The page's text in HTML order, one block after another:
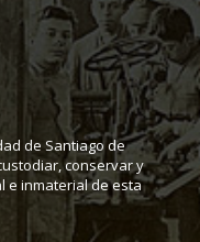
de Santiago de
conservar y
e inmaterial de esta